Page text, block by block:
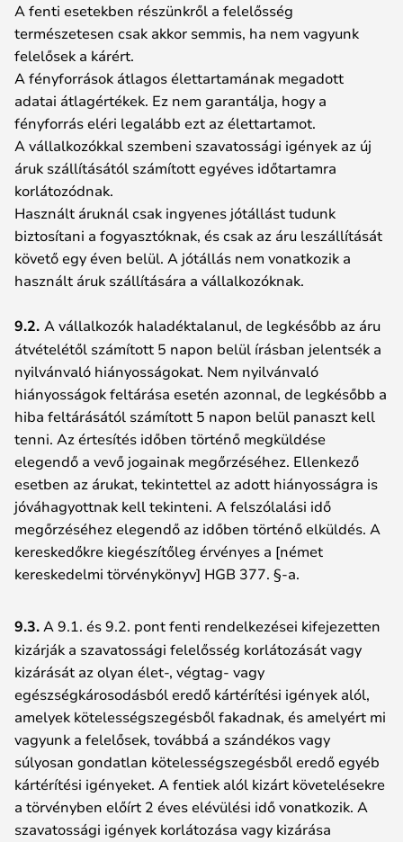
A fenti esetekben részünkről a felelősség
természetesen csak akkor semmis, ha nem vagyunk
felelősek a kárért.
A fényforrások átlagos élettartamának megadott
adatai átlagértékek. Ez nem garantálja, hogy a
fényforrás eléri legalább ezt az élettartamot.
A vállalkozókkal szembeni szavatossági igények az új
áruk szállításától számított egyéves időtartamra
korlátozódnak.
Használt áruknál csak ingyenes jótállást tudunk
biztosítani a fogyasztóknak, és csak az áru leszállítását
követő egy éven belül. A jótállás nem vonatkozik a
használt áruk szállítására a vállalkozóknak.
9.2. A vállalkozók haladéktalanul, de legkésőbb az áru
átvételétől számított 5 napon belül írásban jelentsék a
nyilvánvaló hiányosságokat. Nem nyilvánvaló
hiányosságok feltárása esetén azonnal, de legkésőbb a
hiba feltárásától számított 5 napon belül panaszt kell
tenni. Az értesítés időben történő megküldése
elegendő a vevő jogainak megőrzéséhez. Ellenkező
esetben az árukat, tekintettel az adott hiányosságra is
jóváhagyottnak kell tekinteni. A felszólalási idő
megőrzéséhez elegendő az időben történő elküldés. A
kereskedőkre kiegészítőleg érvényes a [német
kereskedelmi törvénykönyv] HGB 377. §-a.
9.3. A 9.1. és 9.2. pont fenti rendelkezései kifejezetten
kizárják a szavatossági felelősség korlátozását vagy
kizárását az olyan élet-, végtag- vagy
egészségkárosodásból eredő kártérítési igények alól,
amelyek kötelességszegésből fakadnak, és amelyért mi
vagyunk a felelősek, továbbá a szándékos vagy
súlyosan gondatlan kötelességszegésből eredő egyéb
kártérítési igényeket. A fentiek alól kizárt követelésekre
a törvényben előírt 2 éves elévülési idő vonatkozik. A
szavatossági igények korlátozása vagy kizárása